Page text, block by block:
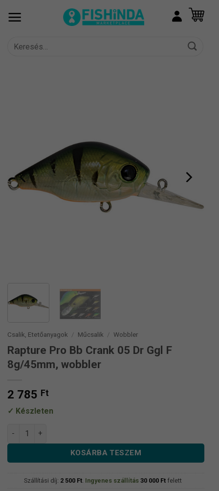
Keresés
Csalik, Etetőanyagok / Műcsalik / Wobbler
Rapture Pro Bb Crank 05 Dr Ggl F
8g/45mm, wobbler
2 785 Ft
Készleten
Rapture Pro Bb Crank 05 Dr Ggl F 8g/45mm, wobbler
KOSÁRBA TESZEM
Szállítási díj: 2 500 Ft. Ingyenes szállítás 30 000 Ftfelett